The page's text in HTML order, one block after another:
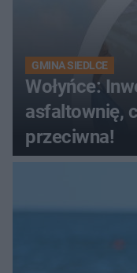
GMINA SIEDLCE
Wołyńce:
asfaltownię,
przeciwna!